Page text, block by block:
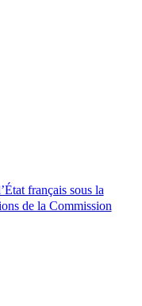
français sous la
de la Commission